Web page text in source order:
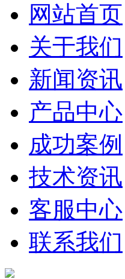
网站首页
关于我们
新闻资讯
产品中心
成功案例
技术资讯
客服中心
联系我们